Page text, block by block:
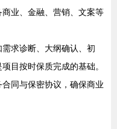
商业、金融、营销、文案等
需求诊断、大纲确认、初
目按时保质完成的基础。
合同与保密协议，确保商业